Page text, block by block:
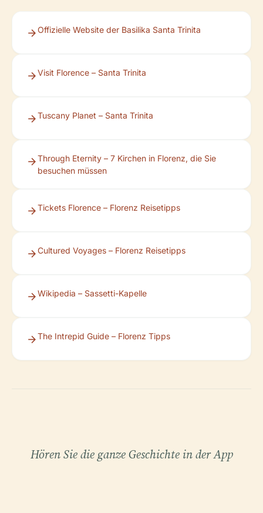
Offizielle Website der Basilika Santa Trinita
Visit Florence – Santa Trinita
Tuscany Planet – Santa Trinita
Through Eternity – 7 Kirchen in Florenz, die Sie
besuchen müssen
Tickets Florence – Florenz Reisetipps
Cultured Voyages – Florenz Reisetipps
Wikipedia – Sassetti-Kapelle
The Intrepid Guide – Florenz Tipps
Hören Sie die ganze Geschichte in der App